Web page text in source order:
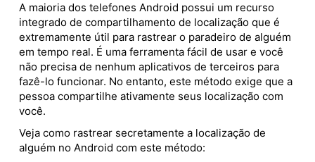
A maioria dos telefones Android possui um recurso
integrado de compartilhamento de localização que é
extremamente útil para rastrear o paradeiro de alguém
em tempo real. É uma ferramenta fácil de usar e você
não precisa de nenhum aplicativos de terceiros para
fazê-lo funcionar. No entanto, este método exige que a
pessoa compartilhe ativamente seus localização com
você.
Veja como rastrear secretamente a localização de
alguém no Android com este método: